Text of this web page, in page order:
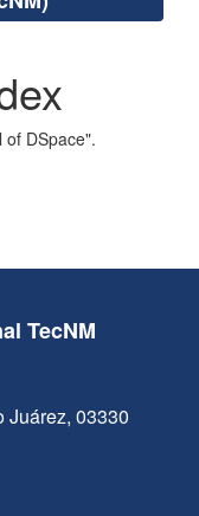
DSpace".
TecNM
Juárez, 03330